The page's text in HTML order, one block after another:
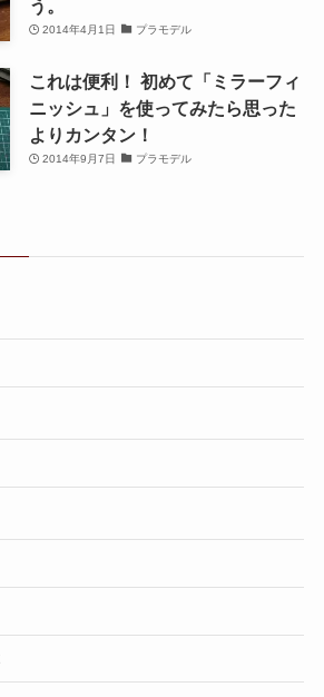
う。
2014年4月1日 プラモデル
これは便利！ 初めて「ミラーフィ
ニッシュ」を使ってみたら思った
よりカンタン！
2014年9月7日 プラモデル